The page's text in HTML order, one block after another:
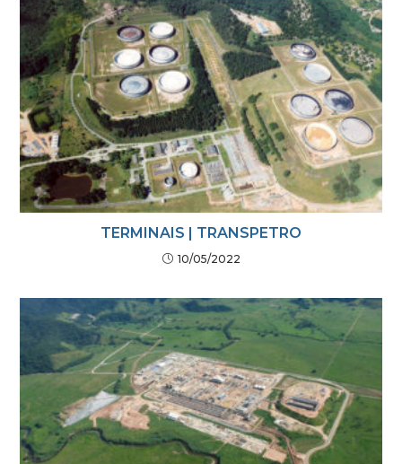
TERMINAIS | TRANSPETRO
10/05/2022